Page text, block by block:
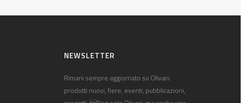
NEWSLETTER
Rimani sempre aggiornato su Olivari:
prodotti nuovi, fiere, eventi, pubblicazioni,